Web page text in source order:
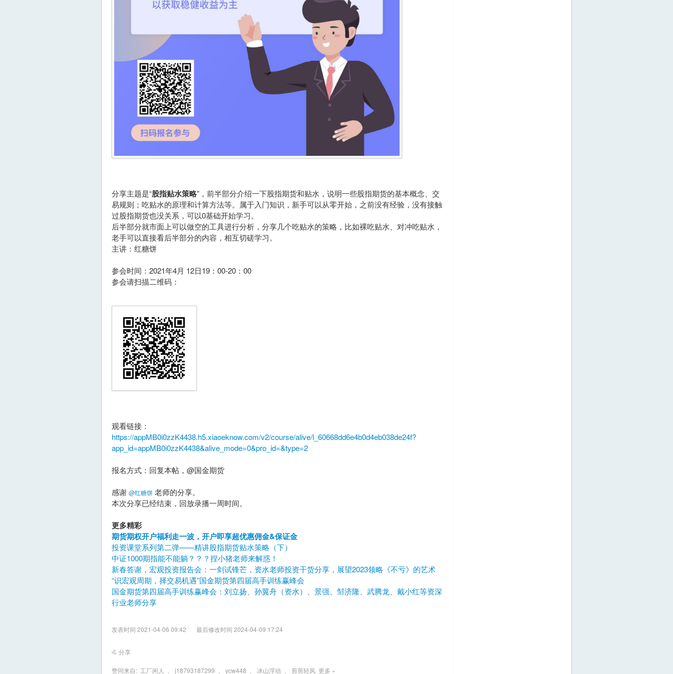
分享主题是“股指贴水策略”，前半部分介绍一下股指期货和贴水，说明一些股指期货的基本概念、交
易规则；吃贴水的原理和计算方法等。属于入门知识，新手可以从零开始，之前没有经验，没有接触
过股指期货也没关系，可以0基础开始学习。
后半部分就市面上可以做空的工具进行分析，分享几个吃贴水的策略，比如裸吃贴水、对冲吃贴水，
老手可以直接看后半部分的内容，相互切磋学习。
主讲：红糖饼
参会时间：2021年4月 12日19：00-20：00
参会请扫描二维码：
观看链接：
https://appMB0i0zzK4438.h5.xiaoeknow.com/v2/course/alive/l_60668dd6e4b0d4eb038de24f?
app_id=appMB0i0zzK4438&alive_mode=0&pro_id=&type=2
报名方式：回复本帖，@国金期货
感谢 @红糖饼 老师的分享。
本次分享已经结束，回放录播一周时间。
更多精彩
期货期权开户福利走一波，开户即享超优惠佣金&保证金
投资课堂系列第二弹——精讲股指期货贴水策略（下）
中证1000期指能不能躺？？？捏小猪老师来解惑！
新春答谢，宏观投资报告会：一剑试锋芒，资水老师投资干货分享，展望2023领略《不亏》的艺术
“识宏观周期，择交易机遇”国金期货第四届高手训练赢峰会
国金期货第四届高手训练赢峰会：刘立扬、孙翼舟（资水）、景强、邹济隆、武腾龙、戴小红等资深
行业老师分享
发表时间 2021-04-06 09:42 最后修改时间 2024-04-09 17:24
分享
赞同来自: 工厂闲人 j18793187299 ycw448 冰山浮动 剪剪轻风 更多 »